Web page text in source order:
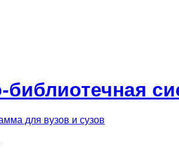
библиотечная
для вузов и сузов